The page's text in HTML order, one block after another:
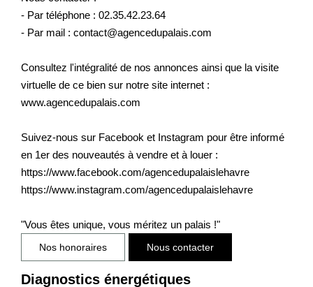
- Par téléphone : 02.35.42.23.64
- Par mail : contact@agencedupalais.com
Consultez l'intégralité de nos annonces ainsi que la visite
virtuelle de ce bien sur notre site internet :
www.agencedupalais.com
Suivez-nous sur Facebook et Instagram pour être informé
en 1er des nouveautés à vendre et à louer :
https://www.facebook.com/agencedupalaislehavre
https://www.instagram.com/agencedupalaislehavre
"Vous êtes unique, vous méritez un palais !"
Nos honoraires Nous contacter
Diagnostics énergétiques